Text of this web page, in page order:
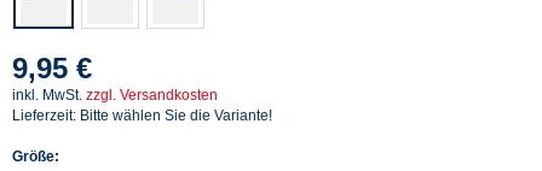
9,95 €
inkl. MwSt. zzgl. Versandkosten
Lieferzeit: Bitte wählen Sie die Variante!
Größe: